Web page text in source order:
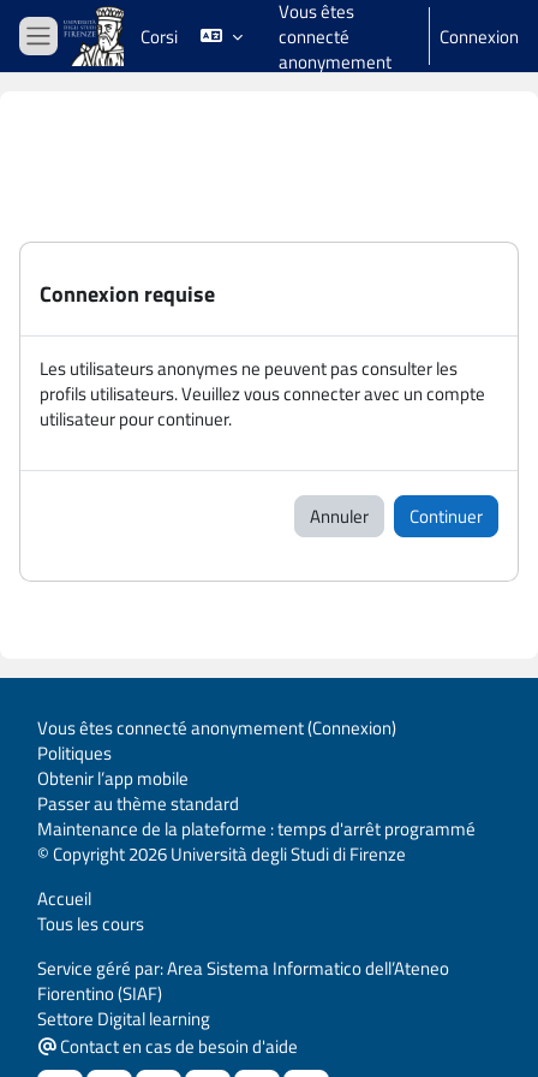
Passer au contenu principal
Panneau latéral
Corsi
Vous êtes
connecté
anonymement
Connexion
Connexion requise
Les utilisateurs anonymes ne peuvent pas consulter les
profils utilisateurs. Veuillez vous connecter avec un compte
utilisateur pour continuer.
Annuler Continuer
Vous êtes connecté anonymement (Connexion)
Politiques
Obtenir l’app mobile
Passer au thème standard
Maintenance de la plateforme : temps d'arrêt programmé
© Copyright 2026 Università degli Studi di Firenze
Accueil
Tous les cours
Service géré par: Area Sistema Informatico dell’Ateneo
Fiorentino (SIAF)
Settore Digital learning
Contact en cas de besoin d'aide